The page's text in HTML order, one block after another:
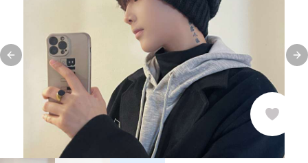
Previous slide